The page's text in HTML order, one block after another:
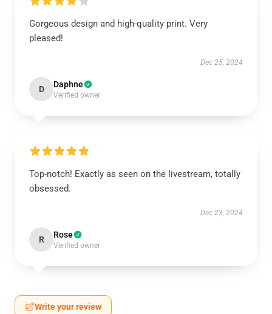
Gorgeous design and high-quality print. Very
pleased!
Dec 25, 2024
D Daphne
Verified owner
Top-notch! Exactly as seen on the livestream, totally
obsessed.
Dec 23, 2024
R Rose
Verified owner
Write your review